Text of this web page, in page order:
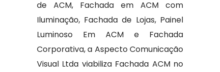
de ACM, Fachada em ACM com
Iluminação, Fachada de Lojas, Painel
Luminoso Em ACM e Fachada
Corporativa, a Aspecto Comunicação
Visual Ltda viabiliza Fachada ACM no